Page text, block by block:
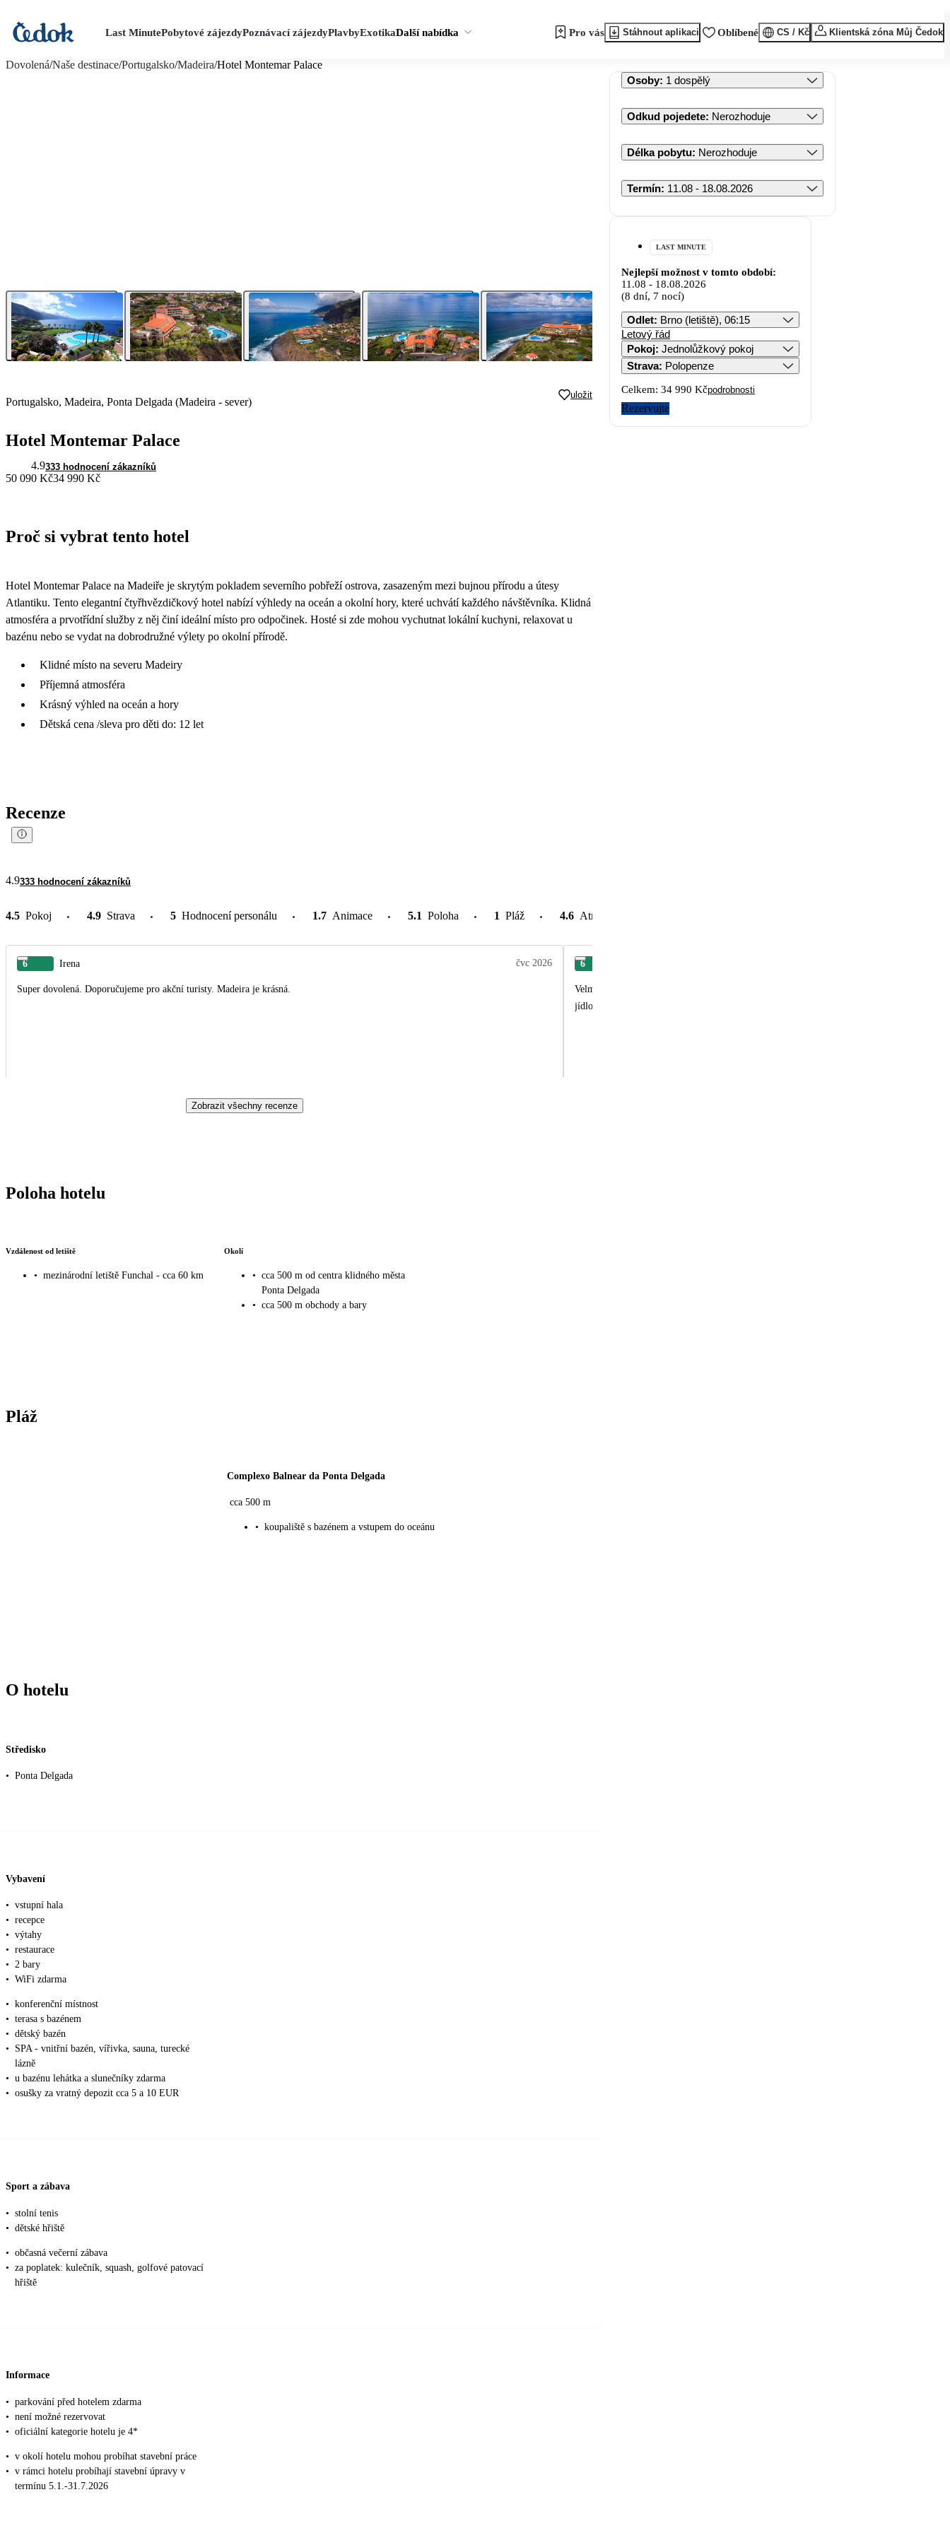
Last MinutePobytové zájezdyPoznávací zájezdyPlavbyExotikaDalší nabídka Pro vás Stáhnout aplikaci Oblíbené CS / Kč Klientská zóna Můj Čedok
Dovolená/Naše destinace/Portugalsko/Madeira/Hotel Montemar Palace
Portugalsko, Madeira, Ponta Delgada (Madeira - sever)
uložit
Hotel Montemar Palace
4.9333 hodnocení zákazníků
50 090 Kč34 990 Kč
Proč si vybrat tento hotel
Hotel Montemar Palace na Madeiře je skrytým pokladem severního pobřeží ostrova, zasazeným mezi bujnou přírodu a útesy
Atlantiku. Tento elegantní čtyřhvězdičkový hotel nabízí výhledy na oceán a okolní hory, které uchvátí každého návštěvníka. Klidná
atmosféra a prvotřídní služby z něj činí ideální místo pro odpočinek. Hosté si zde mohou vychutnat lokální kuchyni, relaxovat u
bazénu nebo se vydat na dobrodružné výlety po okolní přírodě.
Klidné místo na severu Madeiry
Příjemná atmosféra
Krásný výhled na oceán a hory
Dětská cena /sleva pro děti do: 12 let
Recenze
4.9333 hodnocení zákazníků
4.5 Pokoj 4.9 Strava 5 Hodnocení personálu 1.7 Animace 5.1 Poloha 1 Pláž 4.6 Atrakce v okolí
6 Irena čvc 2026
Super dovolená. Doporučujeme pro akční turisty. Madeira je krásná.
6
Velmi pěkný hotel, nově zrekonstruovaný, čisté pokoje, výborné wellness, úžasný venkovní
jídlo. Určitě hotel můžu doporučit.
Zobrazit všechny recenze
Poloha hotelu
Vzdálenost od letiště
• mezinárodní letiště Funchal - cca 60 km
Okolí
• cca 500 m od centra klidného města
Ponta Delgada
• cca 500 m obchody a bary
Pláž
Complexo Balnear da Ponta Delgada
cca 500 m
• koupaliště s bazénem a vstupem do oceánu
O hotelu
Středisko
• Ponta Delgada
Vybavení
• vstupní hala
• recepce
• výtahy
• restaurace
• 2 bary
• WiFi zdarma
• konferenční místnost
• terasa s bazénem
• dětský bazén
•
SPA - vnitřní bazén, vířivka, sauna, turecké
lázně
• u bazénu lehátka a slunečníky zdarma
• osušky za vratný depozit cca 5 a 10 EUR
Sport a zábava
• stolní tenis
• dětské hřiště
• občasná večerní zábava
• za poplatek: kulečník, squash, golfové patovací
hřiště
Informace
• parkování před hotelem zdarma
• není možné rezervovat
• oficiální kategorie hotelu je 4*
• v okolí hotelu mohou probíhat stavební práce
• v rámci hotelu probíhají stavební úpravy v
termínu 5.1.-31.7.2026
Osoby: 1 dospělý
Odkud pojedete: Nerozhoduje
Délka pobytu: Nerozhoduje
Termín: 11.08 - 18.08.2026
LAST MINUTE
Nejlepší možnost v tomto období:
11.08 - 18.08.2026
(8 dní, 7 nocí)
Odlet: Brno (letiště), 06:15
Letový řád
Pokoj: Jednolůžkový pokoj
Strava: Polopenze
Celkem: 34 990 Kčpodrobnosti
Rezervujte